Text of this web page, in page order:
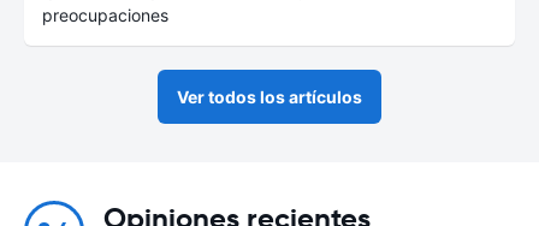
preocupaciones
Ver todos los artículos
Opiniones recientes